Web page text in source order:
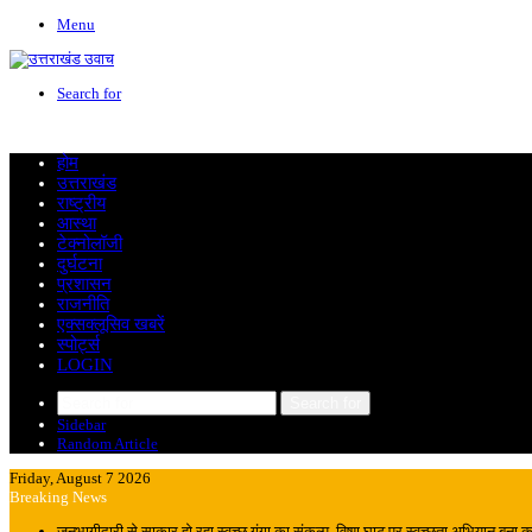
Menu
Search for
होम
उत्तराखंड
राष्ट्रीय
आस्था
टेक्नोलॉजी
दुर्घटना
प्रशासन
राजनीति
एक्सक्लूसिव खबरें
स्पोर्ट्स
LOGIN
Sidebar
Random Article
Friday, August 7 2026
Breaking News